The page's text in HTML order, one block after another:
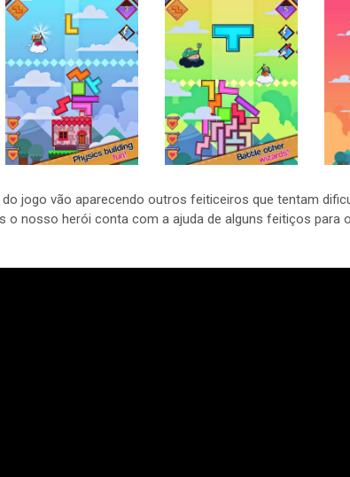
jogo vão aparecendo outros feiticeiros que tentam
o nosso herói conta com a ajuda de alguns feitiços para